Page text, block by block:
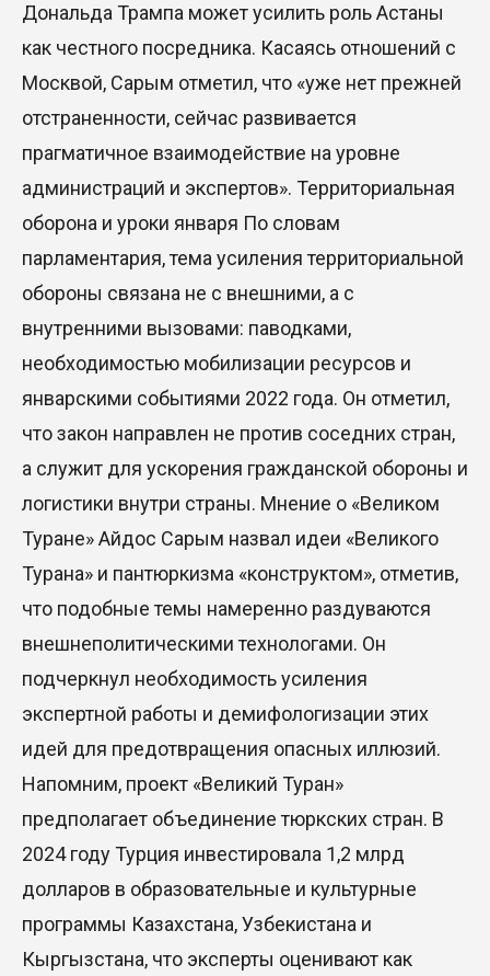
Дональда Трампа может усилить роль Астаны
как честного посредника. Касаясь отношений с
Москвой, Сарым отметил, что «уже нет прежней
отстраненности, сейчас развивается
прагматичное взаимодействие на уровне
администраций и экспертов». Территориальная
оборона и уроки января По словам
парламентария, тема усиления территориальной
обороны связана не с внешними, а с
внутренними вызовами: паводками,
необходимостью мобилизации ресурсов и
январскими событиями 2022 года. Он отметил,
что закон направлен не против соседних стран,
а служит для ускорения гражданской обороны и
логистики внутри страны. Мнение о «Великом
Туране» Айдос Сарым назвал идеи «Великого
Турана» и пантюркизма «конструктом», отметив,
что подобные темы намеренно раздуваются
внешнеполитическими технологами. Он
подчеркнул необходимость усиления
экспертной работы и демифологизации этих
идей для предотвращения опасных иллюзий.
Напомним, проект «Великий Туран»
предполагает объединение тюркских стран. В
2024 году Турция инвестировала 1,2 млрд
долларов в образовательные и культурные
программы Казахстана, Узбекистана и
Кыргызстана, что эксперты оценивают как